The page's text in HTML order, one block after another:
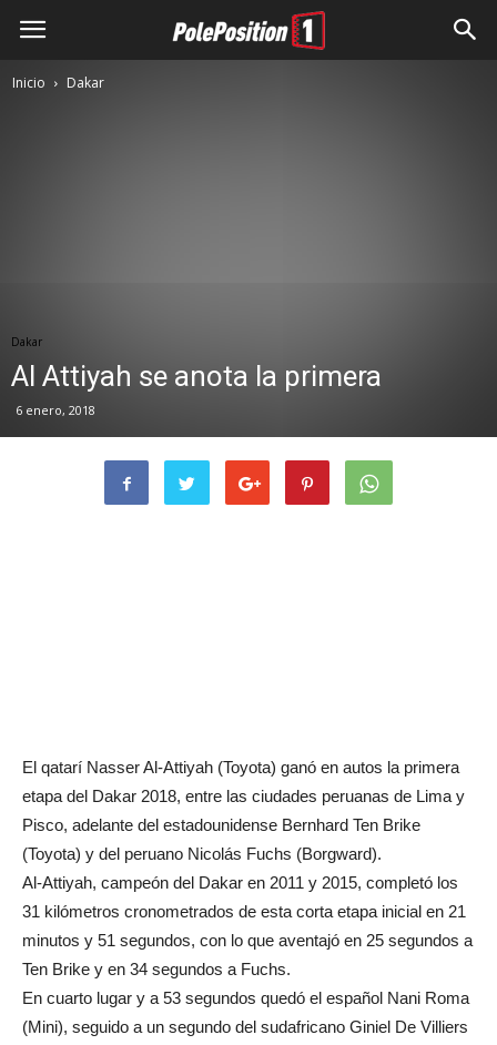
Inicio Dakar
Dakar
Al Attiyah se anota la primera
6 enero, 2018
El qatarí Nasser Al-Attiyah (Toyota) ganó en autos la primera
etapa del Dakar 2018, entre las ciudades peruanas de Lima y
Pisco, adelante del estadounidense Bernhard Ten Brike
(Toyota) y del peruano Nicolás Fuchs (Borgward).
Al-Attiyah, campeón del Dakar en 2011 y 2015, completó los
31 kilómetros cronometrados de esta corta etapa inicial en 21
minutos y 51 segundos, con lo que aventajó en 25 segundos a
Ten Brike y en 34 segundos a Fuchs.
En cuarto lugar y a 53 segundos quedó el español Nani Roma
(Mini), seguido a un segundo del sudafricano Giniel De Villiers